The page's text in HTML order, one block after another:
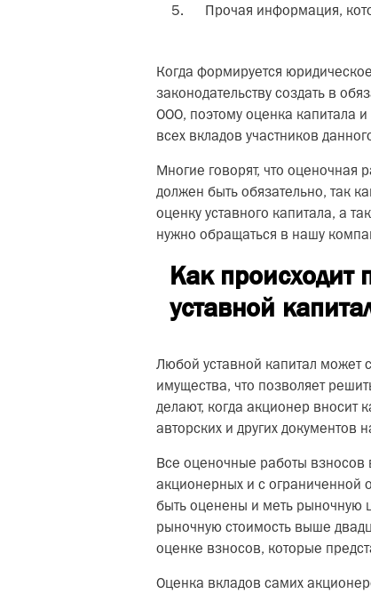
Прочая информация,
Когда формируется
законодательству создать в
ООО, поэтому оценка капитала
всех вкладов участников
Многие говорят, что оценочная
должен быть обязательно, так
оценку уставного капитала, а
нужно обращаться в нашу
Как происходит
уставной
Любой уставной капитал может
имущества, что позволяет
делают, когда акционер вносит
авторских и других документов
Все оценочные работы взносов
акционерных и с ограниченной
быть оценены и меть рыночную
рыночную стоимость выше
оценке взносов, которые
Оценка вкладов самих